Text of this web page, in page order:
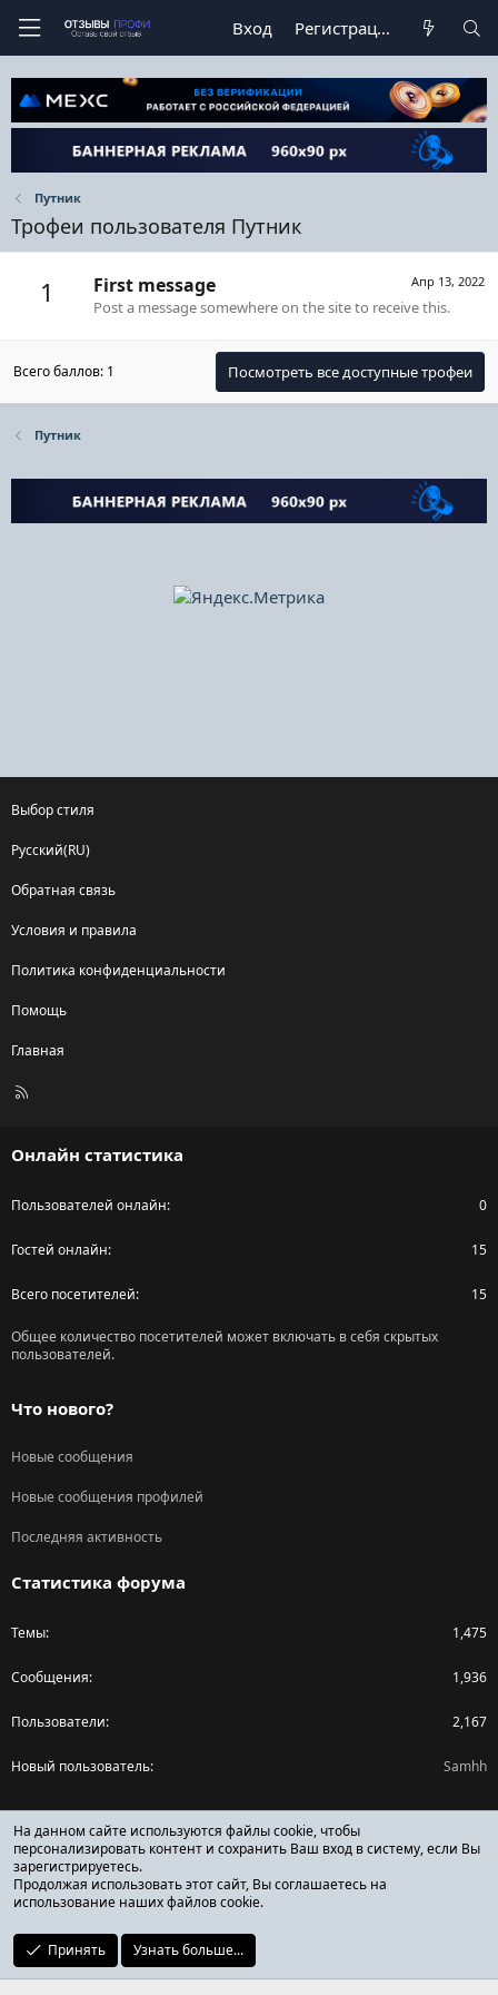
Вход Регистрация
Путник
Трофеи пользователя Путник
1 Апр 13, 2022
First message
Post a message somewhere on the site to receive this.
Всего баллов: 1 Посмотреть все доступные трофеи
Путник
Выбор стиля
Русский(RU)
Обратная связь
Условия и правила
Политика конфиденциальности
Помощь
Главная
R
Онлайн статистика
Пользователей онлайн 0
Гостей онлайн 15
Всего посетителей 15
Общее количество посетителей может включать в себя скрытых
пользователей.
Что нового?
Новые сообщения
Новые сообщения профилей
Последняя активность
Статистика форума
Темы 1,475
Сообщения 1,936
Пользователи 2,167
Новый пользователь Samhh
Поделиться страницей
Facebook
X (Twitter)
Reddit
ОТЗЫВЫ ОНЛАЙН ФОРУМ
На данном сайте используются файлы cookie, чтобы
персонализировать контент и сохранить Ваш вход в систему, если Вы
зарегистрируетесь.
Продолжая использовать этот сайт, Вы соглашаетесь на
использование наших файлов cookie.
Принять Узнать больше...